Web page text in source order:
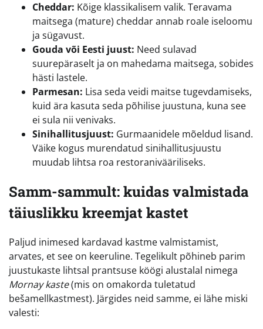
Cheddar: Kõige klassikalisem valik. Teravama
maitsega (mature) cheddar annab roale iseloomu
ja sügavust.
Gouda või Eesti juust: Need sulavad
suurepäraselt ja on mahedama maitsega, sobides
hästi lastele.
Parmesan: Lisa seda veidi maitse tugevdamiseks,
kuid ära kasuta seda põhilise juustuna, kuna see
ei sula nii venivaks.
Sinihallitusjuust: Gurmaanidele mõeldud lisand.
Väike kogus murendatud sinihallitusjuustu
muudab lihtsa roa restoranivääriliseks.
Samm-sammult: kuidas valmistada
täiuslikku kreemjat kastet
Paljud inimesed kardavad kastme valmistamist,
arvates, et see on keeruline. Tegelikult põhineb parim
juustukaste lihtsal prantsuse köögi alustalal nimega
Mornay kaste(mis on omakorda tuletatud
bešamellkastmest). Järgides neid samme, ei lähe miski
valesti: